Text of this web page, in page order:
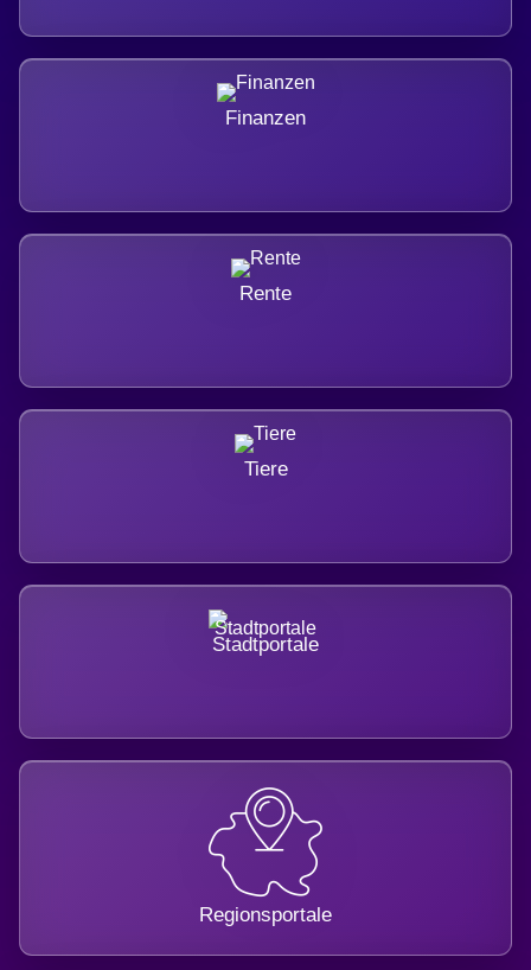
Finanzen
Rente
Tiere
Stadtportale
Regionsportale